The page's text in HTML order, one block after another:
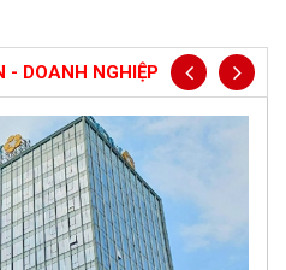
- DOANH NGHIỆP